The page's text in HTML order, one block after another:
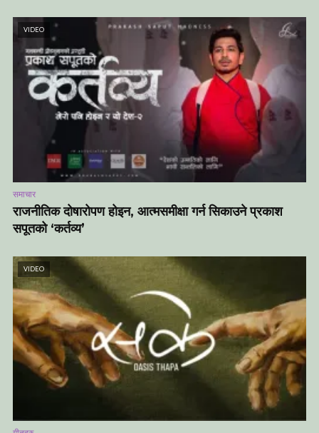
VIDEO
समाचार
राजनीतिक दोषारोपण होइन, आत्मसमीक्षा गर्न सिकाउने प्रकाश
सपूतको ‘कर्तव्य’
VIDEO